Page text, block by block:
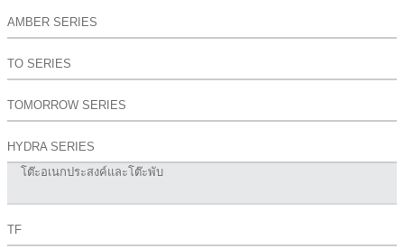
AMBER SERIES
TO SERIES
TOMORROW SERIES
HYDRA SERIES
โต๊ะอเนกประสงค์และโต๊ะพับ
TF